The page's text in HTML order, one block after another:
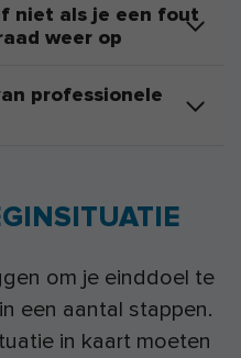
niet als je een fout
weer op
professionele
om je einddoel te
een aantal stappen.
in kaart moeten